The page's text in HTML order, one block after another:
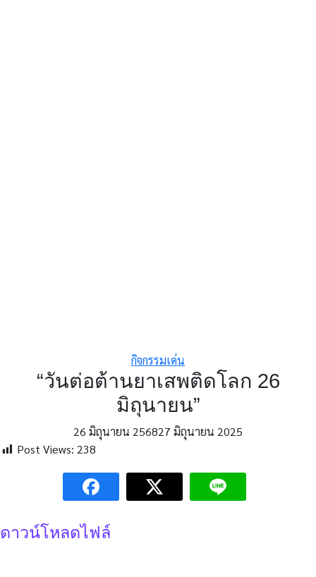
กิจกรรมเด่น
“วันต่อต้านยาเสพติดโลก 26
มิถุนายน”
26 มิถุนายน 256827 มิถุนายน 2025
Post Views: 238
ดาวน์โหลดไฟล์